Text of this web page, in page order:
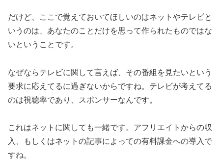
だけど、ここで覚えておいてほしいのはネットやテレビと
いうのは、あなたのことだけを思って作られたものではな
いということです。
なぜならテレビに関して言えば、その番組を見たいという
要求に応えてるに過ぎないからですね。テレビが考えてる
のは視聴率であり、スポンサーなんです。
これはネットに関しても一緒です。アフリエイトからの収
入、もしくはネットの記事によっての有料課金への導入で
すね。